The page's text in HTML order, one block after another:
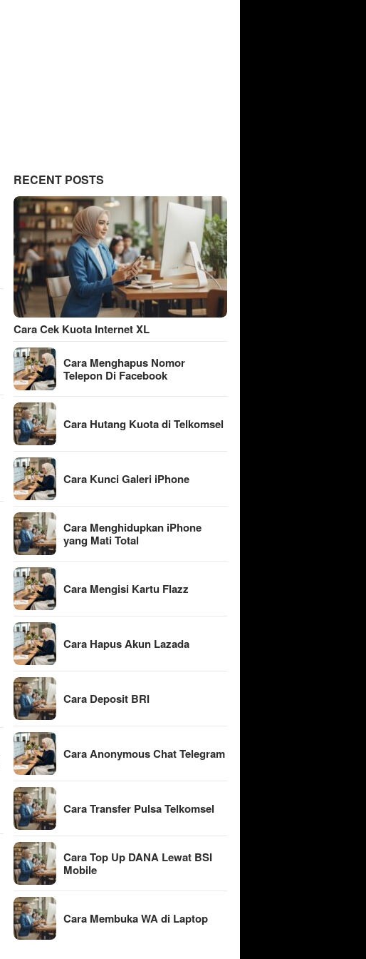
RECENT POSTS
Cara Cek Kuota Internet XL
Cara Menghapus Nomor
Telepon Di Facebook
Cara Hutang Kuota di Telkomsel
Cara Kunci Galeri iPhone
Cara Menghidupkan iPhone
yang Mati Total
Cara Mengisi Kartu Flazz
Cara Hapus Akun Lazada
Cara Deposit BRI
Cara Anonymous Chat Telegram
Cara Transfer Pulsa Telkomsel
Cara Top Up DANA Lewat BSI
Mobile
Cara Membuka WA di Laptop